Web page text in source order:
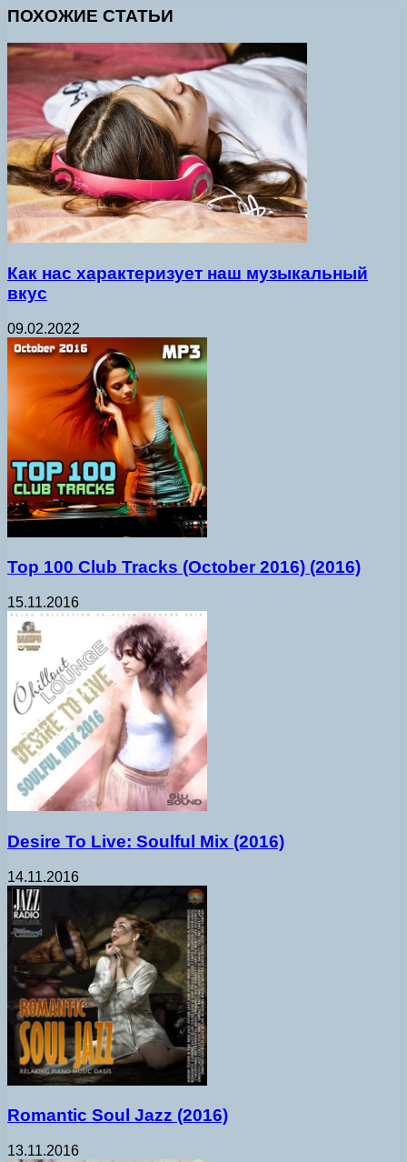
ПОХОЖИЕ СТАТЬИ
Как нас характеризует наш музыкальный
вкус
09.02.2022
Top 100 Club Tracks (October 2016) (2016)
15.11.2016
Desire To Live: Soulful Mix (2016)
14.11.2016
Romantic Soul Jazz (2016)
13.11.2016